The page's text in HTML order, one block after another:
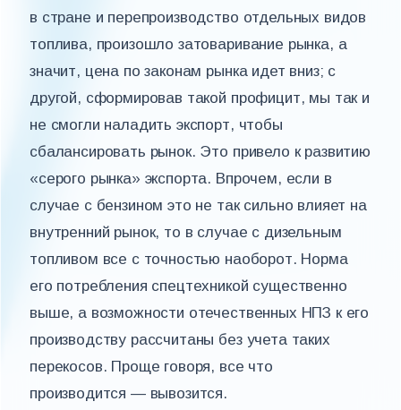
в стране и перепроизводство отдельных видов
топлива, произошло затоваривание рынка, а
значит, цена по законам рынка идет вниз; с
другой, сформировав такой профицит, мы так и
не смогли наладить экспорт, чтобы
сбалансировать рынок. Это привело к развитию
«серого рынка» экспорта. Впрочем, если в
случае с бензином это не так сильно влияет на
внутренний рынок, то в случае с дизельным
топливом все с точностью наоборот. Норма
его потребления спецтехникой существенно
выше, а возможности отечественных НПЗ к его
производству рассчитаны без учета таких
перекосов. Проще говоря, все что
производится — вывозится.